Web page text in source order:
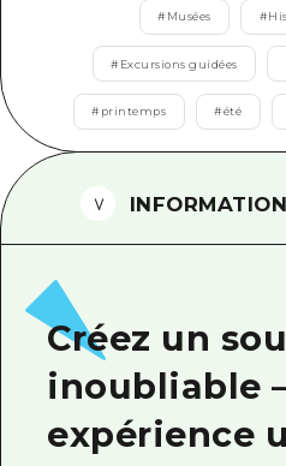
Guide
Vidéo
FAQ
# Musées #
# Excursions guidées
# printemps #été
INFORMATION
Créez un
inoubliable
expérience